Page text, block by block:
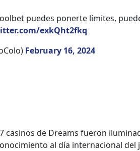
puedes pon­erte límites,
exkQht2fkq
Feb­ru­ary 16, 2024
casi­nos de Dreams fueron
al día inter­na­cional